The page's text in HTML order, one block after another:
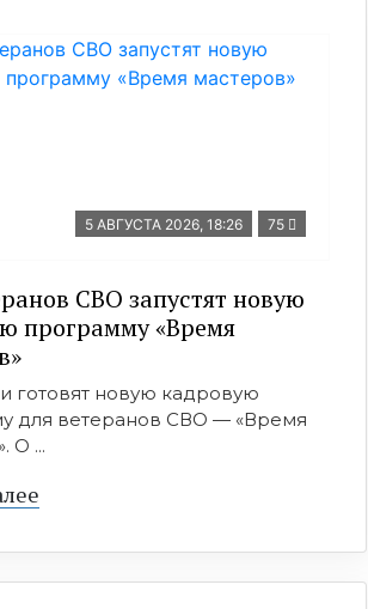
5 АВГУСТА 2026, 18:26 75
СВО запустят новую
программу «Время
готовят новую кадровую
для ветеранов СВО — «Время
О ...